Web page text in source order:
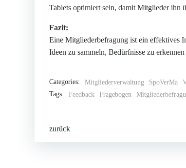
Tablets optimiert sein, damit Mitglieder ihn
Fazit:
Eine Mitgliederbefragung ist ein effektives
Ideen zu sammeln, Bedürfnisse zu
Categories: Mitgliederverwaltung SpoVerMa
Tags:
Feedback Fragebogen
Post
zurück